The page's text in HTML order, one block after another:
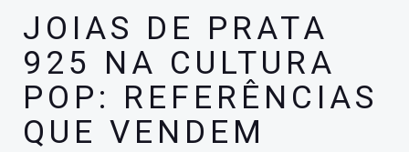
JOIAS DE PRATA
925 NA CULTURA
POP: REFERÊNCIAS
QUE VENDEM